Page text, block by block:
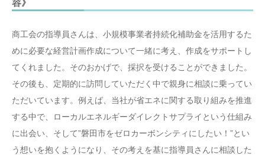
容》
商工会の指導員さんは、小規模事業者持続化補助金を活用するた
めに必要な経営計画作成について一緒に考え、作成をサポートし
てくれました。そのおかげで、採択を受けることができました。
その後も、定期的に訪問していただく中で親身に相談に乗ってい
ただいています。例えば、当社が省エネに関する取り組みを推進
する中で、ローカルエネルギーダイレクトサプライという仕組み
に出会い、そして”磐田市をゼロカーボンシティにしたい！”とい
う想いを抱くようになり、その考えを基に指導員さんに相談した